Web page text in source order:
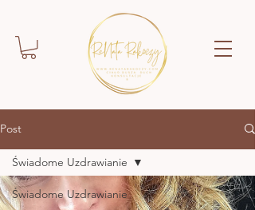
Post
Świadome Uzdrawianie
Świadome Uzdrawianie